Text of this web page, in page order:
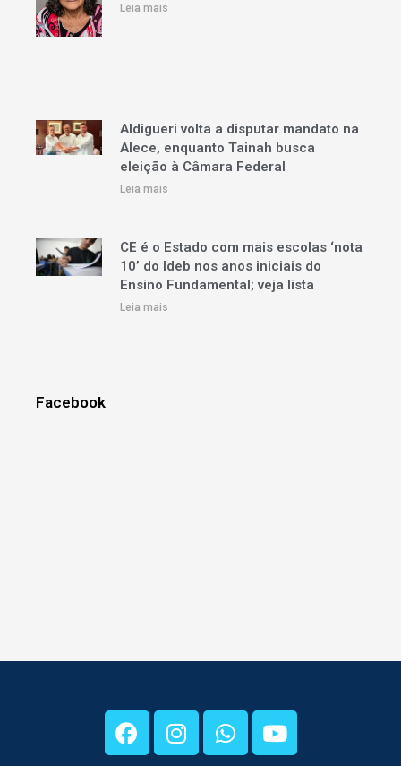
Leia mais
Aldigueri volta a disputar mandato na
Alece, enquanto Tainah busca
eleição à Câmara Federal
Leia mais
CE é o Estado com mais escolas ‘nota
10’ do Ideb nos anos iniciais do
Ensino Fundamental; veja lista
Leia mais
Facebook